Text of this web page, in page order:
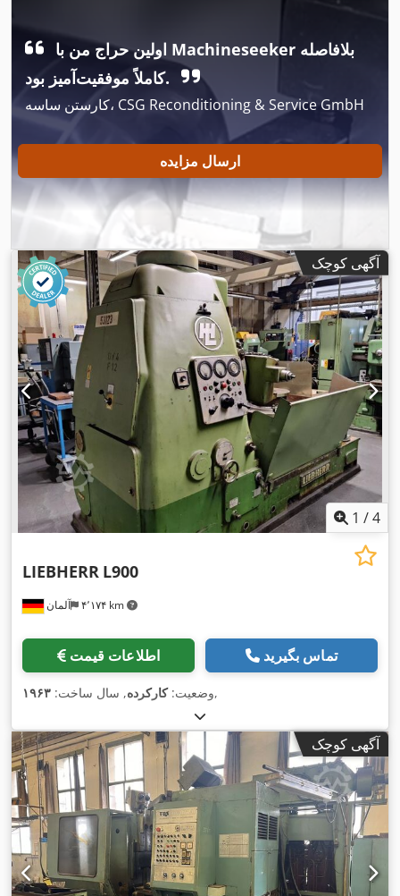
کاملاً موفقیت‌آمیز بود.
کارستن ساسه، CSG Reconditioning & Service GmbH
ارسال مزایده
آگهی کوچک
1 /4
آلمان ۴٬۱۷۴ km
LIEBHERR L900
اطلاعات قیمت تماس بگیرید
وضعیت:کارکرده, سال ساخت: ۱۹۶۳ ,
آگهی کوچک